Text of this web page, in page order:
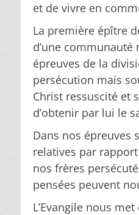
et de vivre en
La première épître
d’une communauté
épreuves de la
persécution mais
Christ ressuscité et
d’obtenir par lui le
Dans nos épreuves
relatives par
nos frères
pensées peuvent
L’Evangile nous